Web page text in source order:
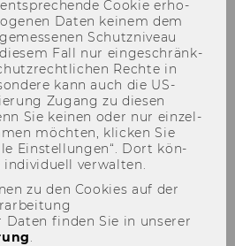
Coo­kie er­ho­
Daten kei­nem dem
Schutz­ni­veau
Fall nur ein­ge­schränk­
Rech­te in
kann auch die US-​
Zu­gang zu die­sen
Sie kei­nen oder nur ein­zel­
möch­ten, kli­cken Sie
Ein­stel­lun­gen“. Dort kön­
in­di­vi­du­ell ver­wal­ten.
zu den Cookies auf der
Daten finden Sie in unserer